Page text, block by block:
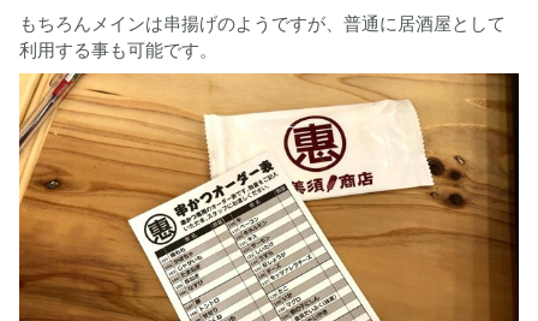
もちろんメインは串揚げのようですが、普通に居酒屋として
利用する事も可能です。